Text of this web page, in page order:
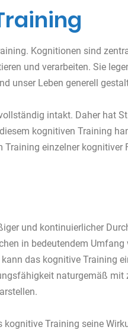
Kognitionen sind
und verarbeiten. Sie
unser Leben generell
intakt. Daher hat
kognitiven Training
einzelner
und kontinuierlicher
in bedeutendem
das kognitive Training
naturgemäß
Training seine